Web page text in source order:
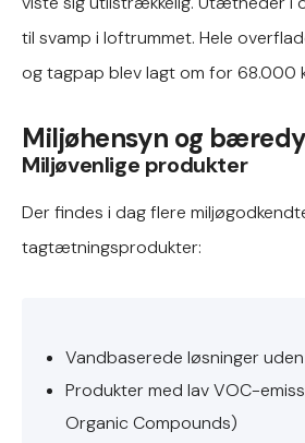
til svamp i loftrummet. Hele
og tagpap blev lagt om for 68.000
Miljøhensyn og
Miljøvenlige produkter
Der findes i dag flere
tagtætningsprodukter:
Vandbaserede løsninger
Produkter med lav VOC-
Organic Compounds)